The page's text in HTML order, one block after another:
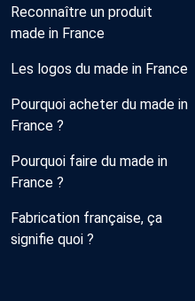
Reconnaître un produit
made in France
Les logos du made in France
Pourquoi acheter du made in
France ?
Pourquoi faire du made in
France ?
Fabrication française, ça
signifie quoi ?